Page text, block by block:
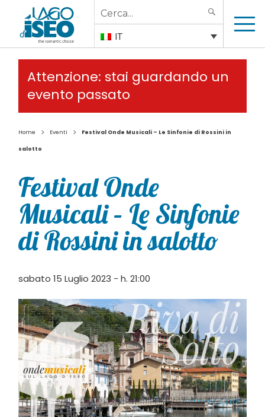
Search
for:
IT
Attenzione: stai guardando un
evento passato
Home > Eventi > Festival Onde Musicali – Le Sinfonie di Rossini in
salotto
Festival Onde
Musicali – Le Sinfonie
di Rossini in salotto
sabato 15 Luglio 2023 - h. 21:00